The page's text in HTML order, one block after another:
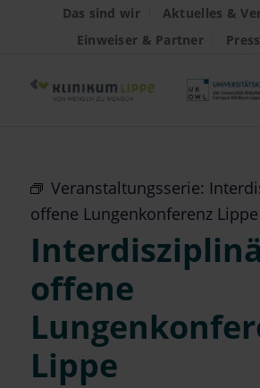
Das sind wir
Aktuelles &
Einweiser & Partner
Veranstaltungsserie:
offene Lungenkonferenz Lippe
offene
Lippe